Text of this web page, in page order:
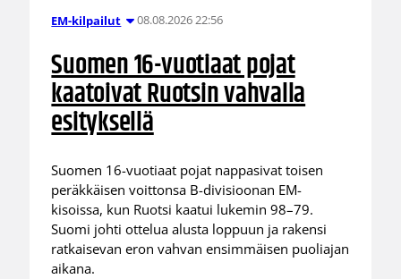
EM-kilpailut 08.08.2026 22:56
Suomen 16-vuotiaat pojat
kaatoivat Ruotsin vahvalla
esityksellä
Suomen 16-vuotiaat pojat nappasivat toisen
peräkkäisen voittonsa B-divisioonan EM-
kisoissa, kun Ruotsi kaatui lukemin 98–79.
Suomi johti ottelua alusta loppuun ja rakensi
ratkaisevan eron vahvan ensimmäisen puoliajan
aikana.